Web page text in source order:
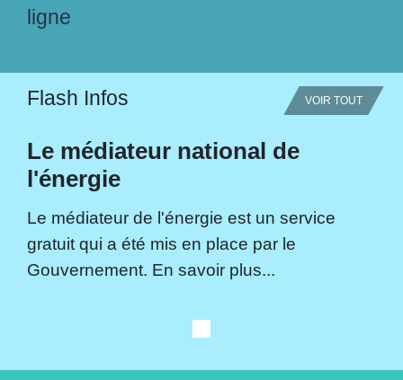
ligne
Flash Infos VOIR TOUT
Le médiateur national de
l'énergie
Le médiateur de l'énergie est un service
gratuit qui a été mis en place par le
Gouvernement. En savoir plus...